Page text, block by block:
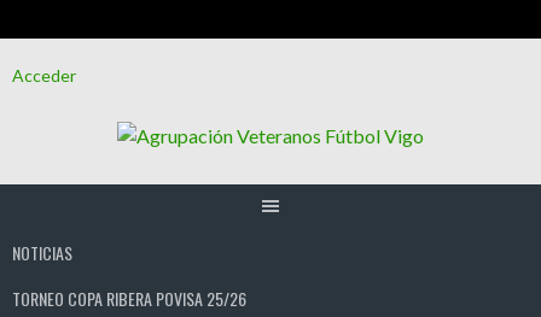
alAcceder
NOTICIAS
TORNEO COPA RIBERA POVISA 25/26